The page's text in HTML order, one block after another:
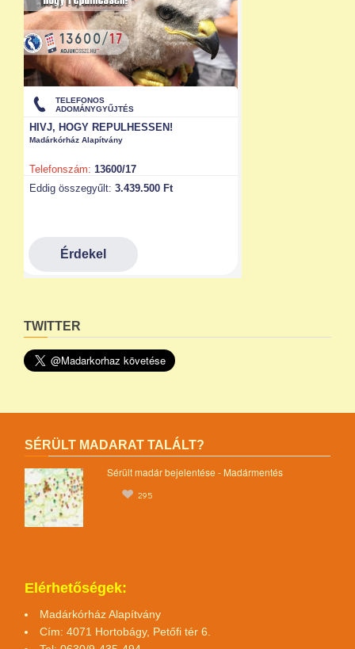
TWITTER
SÉRÜLT MADARAT TALÁLT?
Sérült madár bejelentése - Madármentés
295
Elérhetőségek:
Madárkórház Alapítvány
Cím: 4071 Hortobágy, Petőfi tér 6.